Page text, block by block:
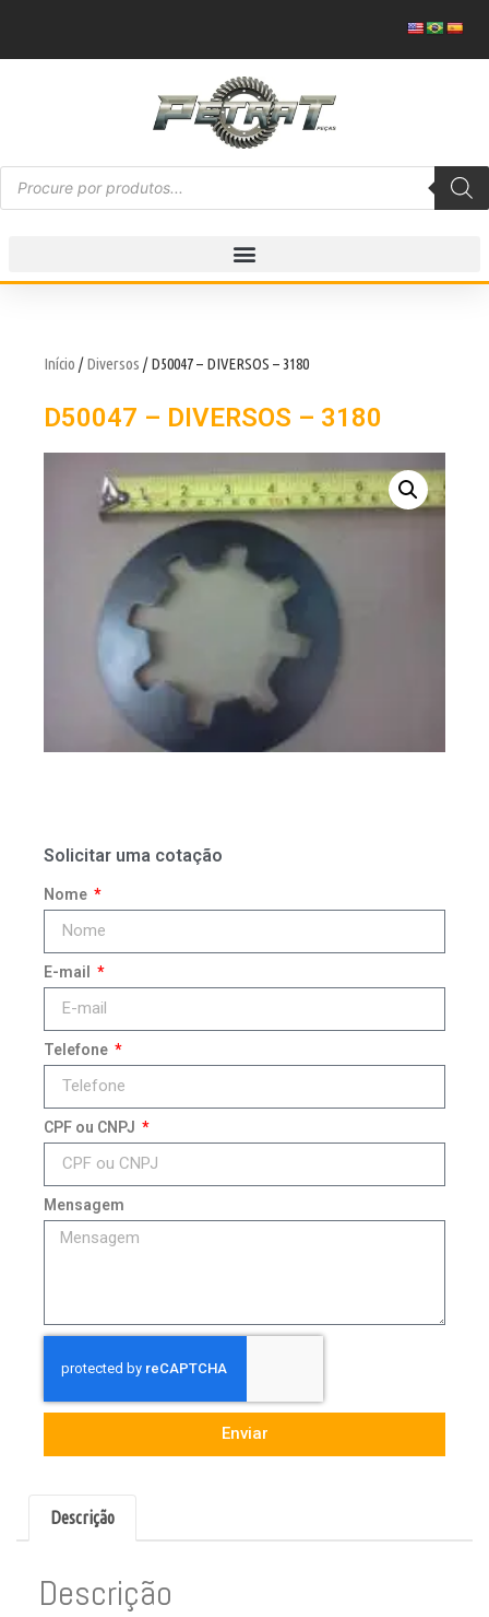
Início /Diversos / D50047 – DIVERSOS – 3180
D50047 – DIVERSOS – 3180
Solicitar uma cotação
Nome
E-mail
Telefone
CPF ou CNPJ
Mensagem
Enviar
Descrição
Descrição